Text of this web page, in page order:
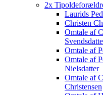
2x
Laurids
Christen
Omtale af
Omtale af
Omtale af
Nielsdatter
Omtale af
Christensen